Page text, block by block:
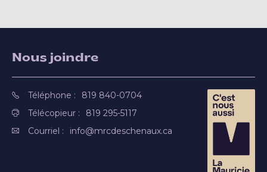
Nous joindre
Téléphone :
819 840-0704
Télécopieur :
819 295-5117
Courriel :
info@mrcdeschenaux.ca